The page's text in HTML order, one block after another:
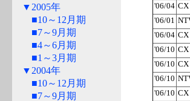
▼2005年
■10～12月期
■7～9月期
■4～6月期
■1～3月期
▼2004年
■10～12月期
■7～9月期
'06/04 CX
'06/01
'06/04 CX
'06/10 CX
'06/10 CX
'06/10
'06/10 CX